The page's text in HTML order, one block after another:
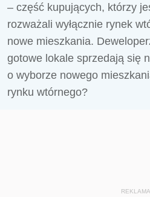
– część kupujących, którzy
rozważali wyłącznie rynek
nowe mieszkania.
gotowe lokale sprzedają się
o wyborze nowego
rynku wtórnego?
REKLAMA